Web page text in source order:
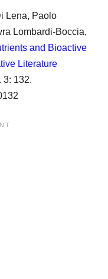
Lena, Paolo
Lombardi-Boccia,
and Bioactive
Literature
3: 132.